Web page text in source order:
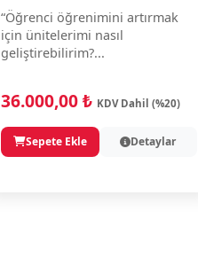
“Öğrenci öğrenimini artırmak
için ünitelerimi nasıl
geliştirebilirim?...
36.000,00 ₺ KDV Dahil (%20)
Sepete Ekle Detaylar